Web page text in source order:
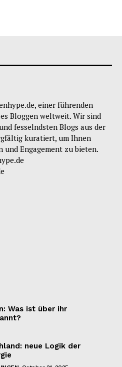
einer führenden
Bloggen weltweit. Wir sind
fesselndsten Blogs aus der
kuratiert, um Ihnen
Engagement zu bieten.
Was ist über ihr
neue Logik der